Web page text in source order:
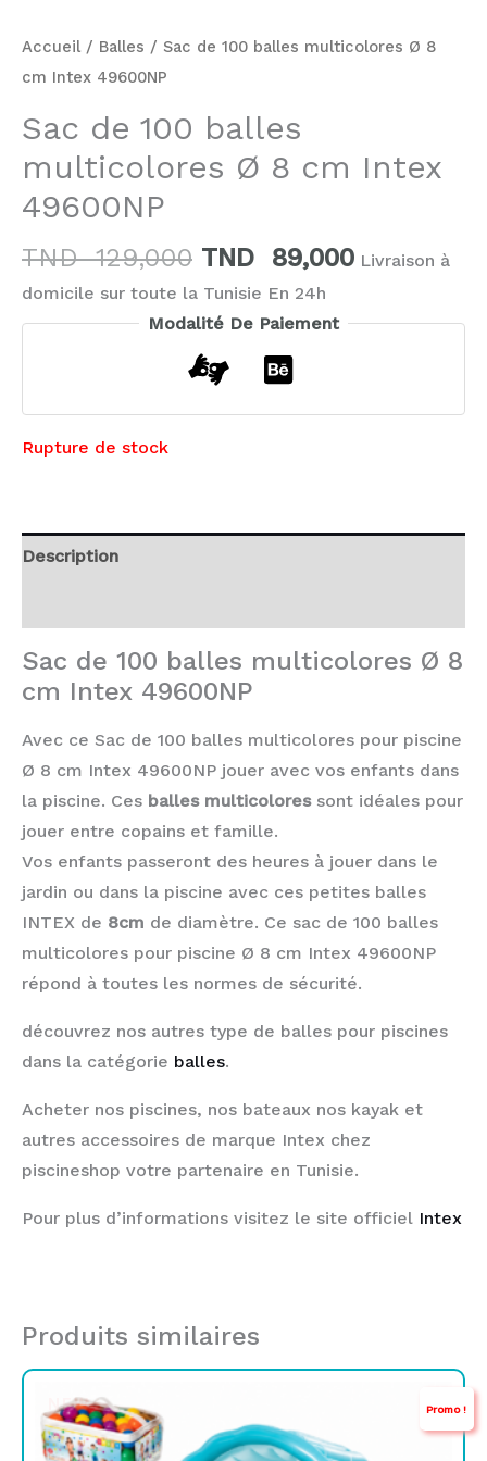
Accueil / Balles / Sac de 100 balles multicolores Ø 8
cm Intex 49600NP
Sac de 100 balles
multicolores Ø 8 cm Intex
49600NP
TND129,000 TND 89,000 Livraison à
domicile sur toute la Tunisie En 24h
Modalité De Paiement
Rupture de stock
Description
Sac de 100 balles multicolores Ø 8
cm Intex 49600NP
Avec ce Sac de 100 balles multicolores pour piscine
Ø 8 cm Intex 49600NP jouer avec vos enfants dans
la piscine. Ces balles multicoloressont idéales pour
jouer entre copains et famille.
Vos enfants passeront des heures à jouer dans le
jardin ou dans la piscine avec ces petites balles
INTEX de 8cm de diamètre. Ce sac de 100 balles
multicolores pour piscine Ø 8 cm Intex 49600NP
répond à toutes les normes de sécurité.
découvrez nos autres type de balles pour piscines
dans la catégorie balles.
Acheter nos piscines, nos bateaux nos kayak et
autres accessoires de marque Intex chez
piscineshop votre partenaire en Tunisie.
Pour plus d’informations visitez le site officiel Intex
Produits similaires
Promo !
NEWprix
initial
prix
actuel